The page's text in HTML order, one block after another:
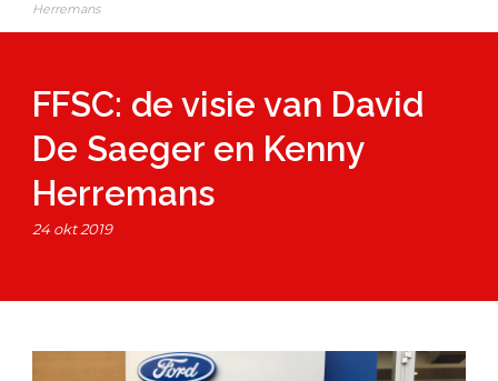
Herremans
FFSC: de visie van David
De Saeger en Kenny
Herremans
24 okt 2019